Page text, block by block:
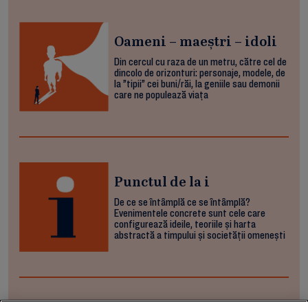
Oameni – maeștri – idoli
Din cercul cu raza de un metru, către cel de
dincolo de orizonturi: personaje, modele, de
la ”tipii” cei buni/răi, la geniile sau demonii
care ne populează viața
Punctul de la i
De ce se întâmplă ce se întâmplă?
Evenimentele concrete sunt cele care
configurează ideile, teoriile și harta
abstractă a timpului și societății omenești